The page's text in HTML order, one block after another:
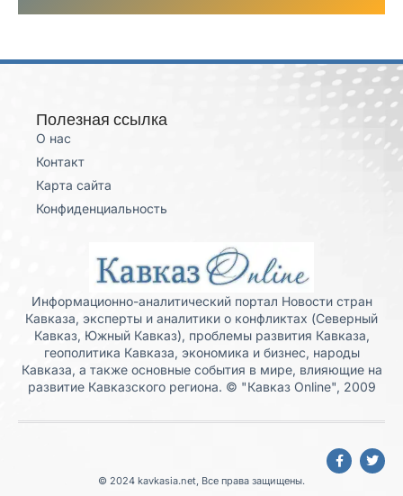
Полезная ссылка
О нас
Контакт
Карта сайта
Конфиденциальность
Информационно-аналитический портал Новости стран
Кавказа, эксперты и аналитики о конфликтах (Северный
Кавказ, Южный Кавказ), проблемы развития Кавказа,
геополитика Кавказа, экономика и бизнес, народы
Кавказа, а также основные события в мире, влияющие на
развитие Кавказского региона. © "Кавказ Online", 2009
© 2024 kavkasia.net, Все права защищены.